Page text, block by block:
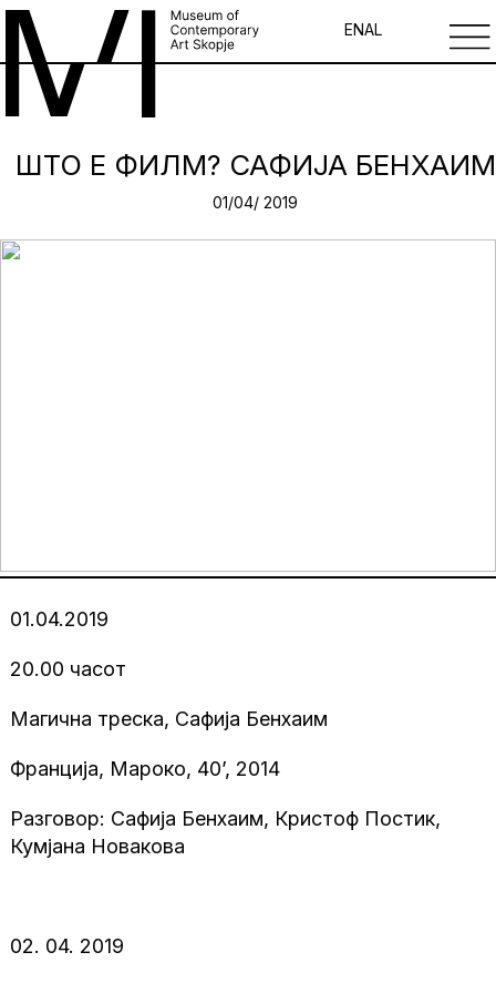
ENAL
ШТО Е ФИЛМ? САФИЈА БЕНХАИМ
01/04/ 2019
01.04.2019
20.00 часот
Магична треска, Сафија Бенхаим
Франција, Мароко, 40’, 2014
Разговор: Сафија Бенхаим, Кристоф Постик,
Кумјана Новакова
02. 04. 2019